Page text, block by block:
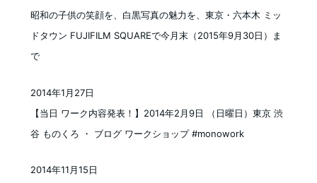
昭和の子供の笑顔を、白黒写真の魅力を、東京・六本木 ミッ
ドタウン FUJIFILM SQUAREで今月末（2015年9月30日）ま
で
【当日 ワーク内容発表！】2014年2月9日 （日曜日）東京 渋
谷 ものくろ ・ ブログ ワークショップ #monowork
2014年1月27日
2014年11月15日